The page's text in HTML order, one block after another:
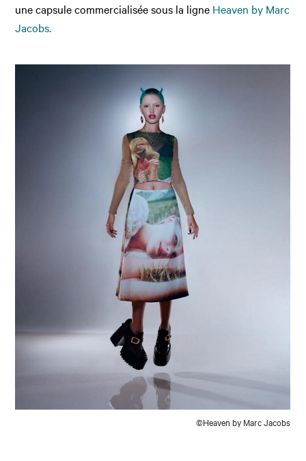
une capsule commercialisée sous la ligne Heaven by Marc
Jacobs.
©Heaven by Marc Jacobs